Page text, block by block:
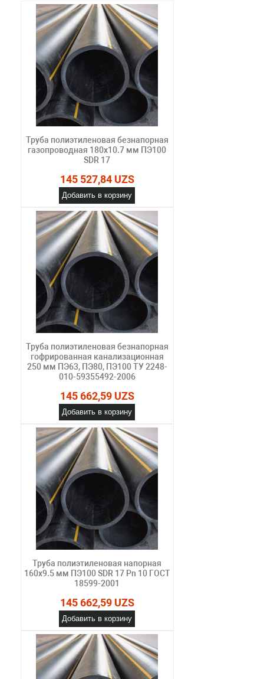
Труба полиэтиленовая безнапорная
газопроводная 180х10.7 мм ПЭ100
SDR 17
145 527,84 UZS
Добавить в корзину
Труба полиэтиленовая безнапорная
гофрированная канализационная
250 мм ПЭ63, ПЭ80, ПЭ100 ТУ 2248-
010-59355492-2006
145 662,59 UZS
Добавить в корзину
Труба полиэтиленовая напорная
160х9.5 мм ПЭ100 SDR 17 Pn 10 ГОСТ
18599-2001
145 662,59 UZS
Добавить в корзину